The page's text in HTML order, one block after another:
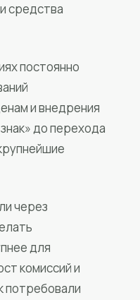
средства
постоянно
и внедрения
до перехода
через
для
комиссий и
потребовали